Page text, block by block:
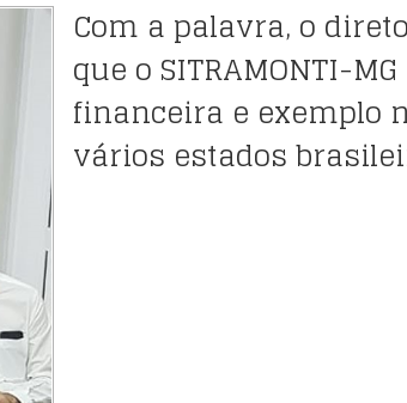
Com a palavra, o
que o SITRAMONTI-
financeira e exemplo
vários estados